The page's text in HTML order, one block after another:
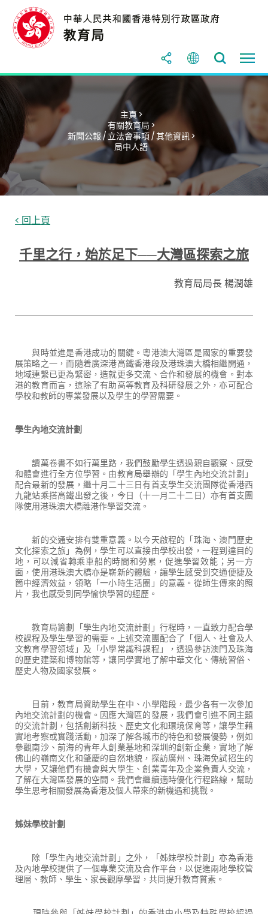
主頁 >
有關教育局 >
新聞公報 / 立法會事項 / 其他資訊 >
局中人語
< 回上頁
千里之行，始於足下──大灣區探索之旅
教育局局長 楊潤雄
與時並進是香港成功的關鍵。粵港澳大灣區是國家的重要發
展策略之一，而隨着廣深港高鐵香港段及港珠澳大橋相繼開通，
地域連繫已更為緊密，造就更多交流、合作和發展的機會。對本
港的教育而言，這除了有助高等教育及科研發展之外，亦可配合
學校和教師的專業發展以及學生的學習需要。
學生內地交流計劃
讀萬卷書不如行萬里路，我們鼓勵學生透過親自觀察、感受
和體會進行全方位學習。由教育局舉辦的「學生內地交流計劃」
配合最新的發展，繼十月二十三日有首支學生交流團隊從香港西
九龍站乘搭高鐵出發之後，今日（十一月二十二日）亦有首支團
隊使用港珠澳大橋離港作學習交流。
新的交通安排有雙重意義。以今天啟程的「珠海、澳門歷史
文化探索之旅」為例，學生可以直接由學校出發，一程到達目的
地，可以減省轉乘車船的時間和勞累，促進學習效能；另一方
面，使用港珠澳大橋亦是嶄新的體驗，讓學生感受到交通便捷及
箇中經濟效益，領略「一小時生活圈」的意義。從師生傳來的照
片，我也感受到同學愉快學習的經歷。
教育局籌劃「學生內地交流計劃」行程時，一直致力配合學
校課程及學生學習的需要。上述交流團配合了「個人、社會及人
文教育學習領域」及「小學常識科課程」，透過參訪澳門及珠海
的歷史建築和博物館等，讓同學實地了解中華文化、傳統習俗、
歷史人物及國家發展。
目前，教育局資助學生在中、小學階段，最少各有一次參加
內地交流計劃的機會。因應大灣區的發展，我們會引進不同主題
的交流計劃，包括創新科技、歷史文化和環境保育等，讓學生藉
實地考察或實踐活動，加深了解各城市的特色和發展優勢，例如
參觀南沙、前海的青年人創業基地和深圳的創新企業，實地了解
佛山的嶺南文化和肇慶的自然地貌，探訪廣州、珠海免試招生的
大學，又讓他們有機會與大學生、創業青年及企業負責人交流，
了解在大灣區發展的空間。我們會繼續適時優化行程路線，幫助
學生思考相關發展為香港及個人帶來的新機遇和挑戰。
姊妹學校計劃
除「學生內地交流計劃」之外，「姊妹學校計劃」亦為香港
及內地學校提供了一個專業交流及合作平台，以促進兩地學校管
理層、教師、學生、家長觀摩學習，共同提升教育質素。